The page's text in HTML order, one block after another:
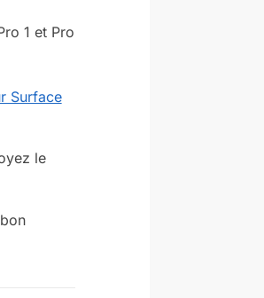
1 et Pro
Surface
le